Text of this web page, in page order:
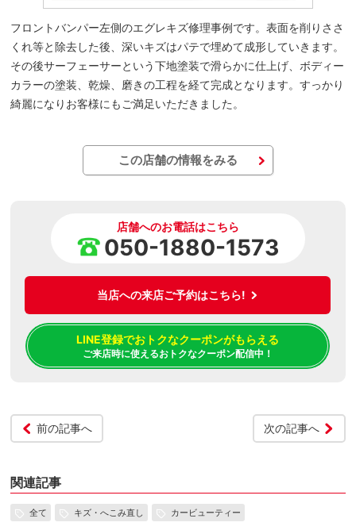
フロントバンパー左側のエグレキズ修理事例です。表面を削りささ
くれ等と除去した後、深いキズはパテで埋めて成形していきます。
その後サーフェーサーという下地塗装で滑らかに仕上げ、ボディー
カラーの塗装、乾燥、磨きの工程を経て完成となります。すっかり
綺麗になりお客様にもご満足いただきました。
この店舗の情報をみる
店舗へのお電話はこちら
050-1880-1573
当店への来店ご予約はこちら!
LINE登録でおトクなクーポンがもらえる
ご来店時に使えるおトクなクーポン配信中！
前の記事へ 次の記事へ
関連記事
全て キズ・へこみ直し カービューティー